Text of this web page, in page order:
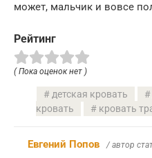
может, мальчик и вовсе
Рейтинг
( Пока оценок нет )
детская кровать
кровать
кровать
Евгений Попов / автор